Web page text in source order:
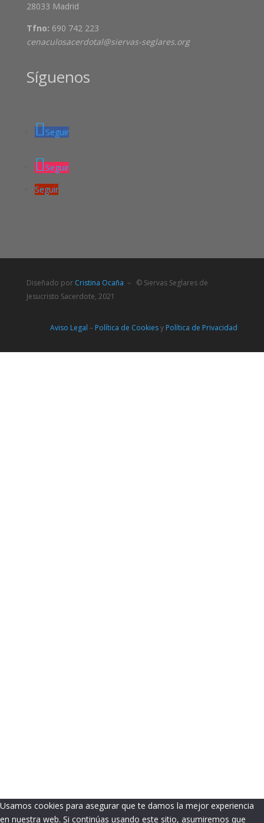
28033 Madrid
Tfno: 690 742 223
cenaculosacerdotal@siervas-seglares.org
Síguenos
Seguir
Seguir
Seguir
Diseñado por Cristina Ocaña – © Siervas Seglares de
Jesucristo Sacerdote, 2021
Aviso Legal – Política de Cookiesy Política de Privacidad
Usamos cookies para asegurar que te damos la mejor experiencia
en nuestra web. Si continúas usando este sitio, asumiremos que